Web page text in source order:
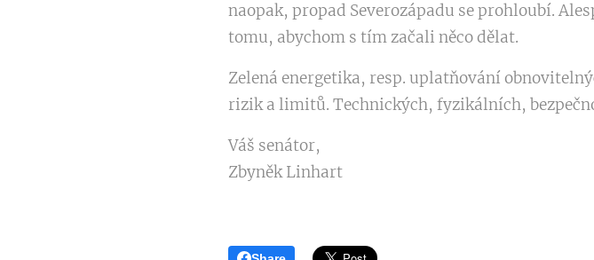
naopak, propad Severozápadu se prohloubí.
tomu, abychom s tím začali něco dělat.
Zelená energetika, resp. uplatňování
rizik a limitů. Technických, fyzikálních,
Váš senátor,
Zbyněk Linhart